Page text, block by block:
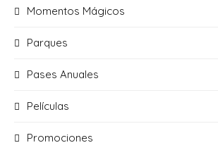
Momentos Mágicos
Parques
Pases Anuales
Películas
Promociones